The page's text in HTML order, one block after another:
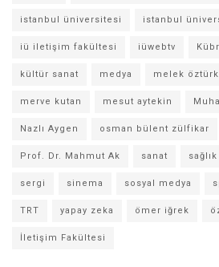
istanbul üniversitesi istanbul
iü iletişim fakültesi iüwebtv
kültür sanat medya melek öztürk
merve kutan mesut aytekin
Nazlı Aygen osman bülent zülfikar
Prof. Dr. Mahmut Ak sanat sağlık
sergi sinema sosyal medya
TRT yapay zeka ömer iğrek
İletişim Fakültesi